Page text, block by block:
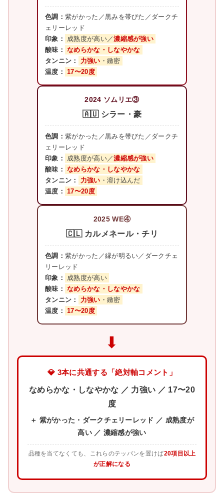
色調： 紫がかった／黒みを帯びた／ダークチ
ェリーレッド
印象：
成熟度が高い／濃縮感が強い
酸味： なめらかな・しなやかな
タンニン：
力強い ・緻密
温度： 17〜20度
2024 ソムリエ③
🇦🇺 シラー・豪
色調： 紫がかった／黒みを帯びた／ダークチ
ェリーレッド
印象：
成熟度が高い／濃縮感が強い
酸味： なめらかな・しなやかな
タンニン：
力強い ・溶け込んだ
温度： 17〜20度
2025 WE④
🇨🇱 カルメネール・チリ
色調： 紫がかった／縁が明るい／ダークチェ
リーレッド
印象：
成熟度が高い
酸味： なめらかな・しなやかな
タンニン：
力強い ・緻密
温度： 17〜20度
⬇
💎 3本に共通する「絶対軸コメント」
なめらかな・しなやかな ／ 力強い ／ 17〜20
度
＋ 紫がかった・ダークチェリーレッド ／ 成熟度が
高い ／ 濃縮感が強い
品種を当てなくても、これらのテッパンを置けば20項目以上
が正解になる